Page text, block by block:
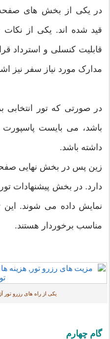
در یکی از بخش های
قید شده اند. یکی از نکات
قابلیت کنسلی و استرداد
مدارک مورد نیاز سفر نیز
در صورتی که تور
داشته باشد.
زین پس در بخش نهایی
دارد. در بخش پیشنهادات
نمایش داده می شوند. این
مناسب برخوردار هستند.
یکی از راه های رزرو
گام چهارم